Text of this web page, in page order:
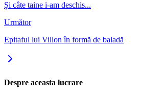
Și câte taine i-am deschis...
Următor
Epitaful lui Villon în formă de baladă
Despre aceasta lucrare